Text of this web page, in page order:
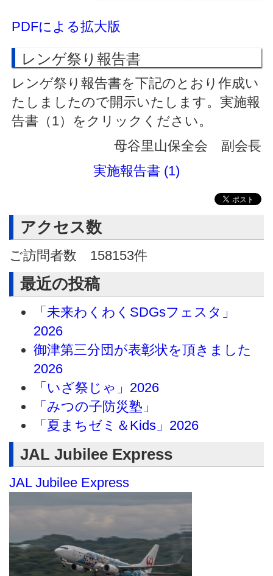
PDFによる拡大版
レンゲ祭り報告書
レンゲ祭り報告書を下記のとおり作成い
たしましたので開示いたします。実施報
告書（1）をクリックください。
母谷里山保全会 副会長
実施報告書 (1)
アクセス数
ご訪問者数 158153件
最近の投稿
「未来わくわくSDGsフェスタ」
2026
御津第三分団が表彰状を頂きました
2026
「いざ祭じゃ」2026
「みつの子防災塾」
「夏まちゼミ＆Kids」2026
JAL Jubilee Express
JAL Jubilee Express